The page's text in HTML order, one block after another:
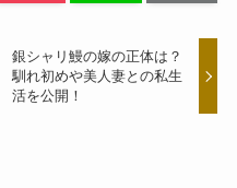
銀シャリ鰻の嫁の正体は？
馴れ初めや美人妻との私生
活を公開！